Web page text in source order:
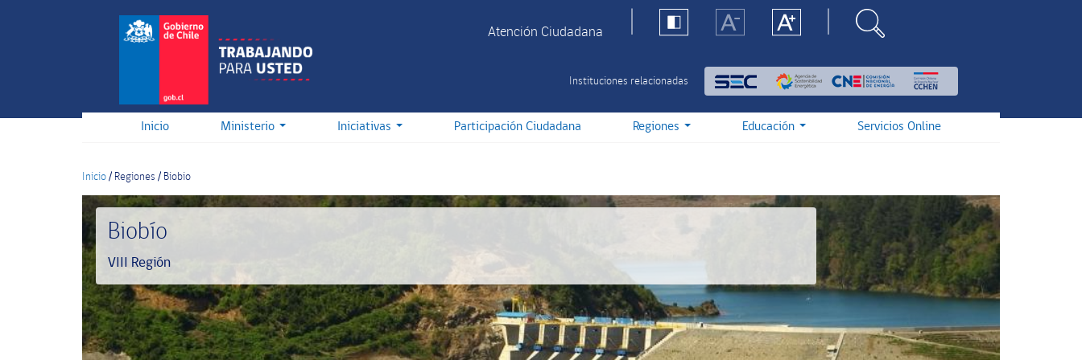
Atención Ciudadana
Instituciones relacionadas
Inicio Ministerio Iniciativas Participación Ciudadana Regiones Educación Servicios Online
Inicio/ Regiones / Biobio
Biobío
VIII Región